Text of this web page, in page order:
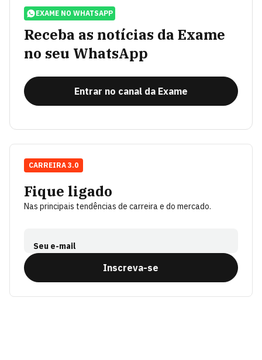
EXAME NO WHATSAPP
Receba as notícias da Exame
no seu WhatsApp
Entrar no canal da Exame
Fique ligado
Nas principais tendências de carreira e do mercado.
Seu e-mail
Inscreva-se
CARREIRA 3.0